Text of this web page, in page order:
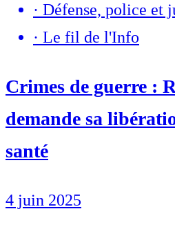
· Défense, police et
· Le fil de l'Info
Crimes de guerre :
demande sa
santé
4 juin 2025